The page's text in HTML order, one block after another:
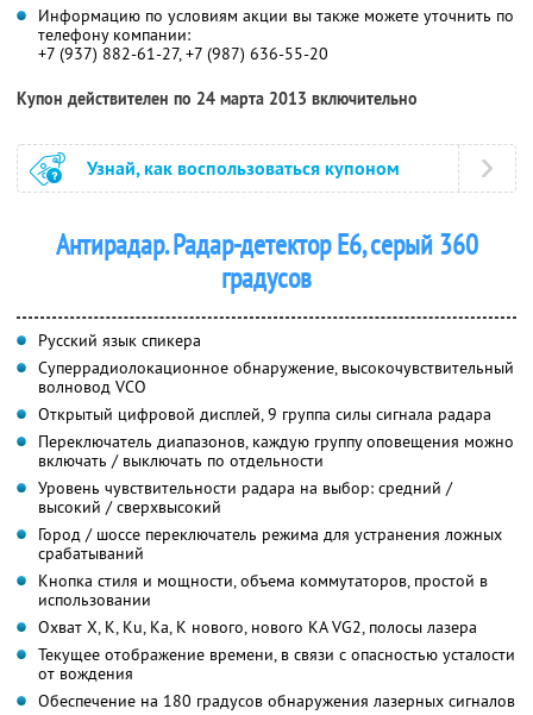
Информацию по условиям акции вы также можете уточнить по
телефону компании:
+7 (937) 882-61-27, +7 (987) 636-55-20
Купон действителен по 24 марта 2013 включительно
Узнай, как воспользоваться купоном
Антирадар. Радар-детектор E6, серый 360
градусов
Русский язык спикера
Суперрадиолокационное обнаружение, высокочувствительный
волновод VCO
Открытый цифровой дисплей, 9 группа силы сигнала радара
Переключатель диапазонов, каждую группу оповещения можно
включать / выключать по отдельности
Уровень чувствительности радара на выбор: средний /
высокий / сверхвысокий
Город / шоссе переключатель режима для устранения ложных
срабатываний
Кнопка стиля и мощности, объема коммутаторов, простой в
использовании
Охват X, K, Ku, Ка, K нового, нового КА VG2, полосы лазера
Текущее отображение времени, в связи с опасностью усталости
от вождения
Обеспечение на 180 градусов обнаружения лазерных сигналов